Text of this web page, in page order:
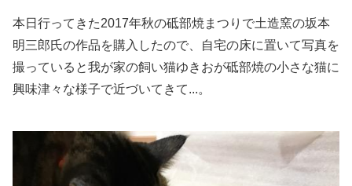
本日行ってきた2017年秋の砥部焼まつりで土造窯の坂本
明三郎氏の作品を購入したので、自宅の床に置いて写真を
撮っていると我が家の飼い猫ゆきおが砥部焼の小さな猫に
興味津々な様子で近づいてきて...。